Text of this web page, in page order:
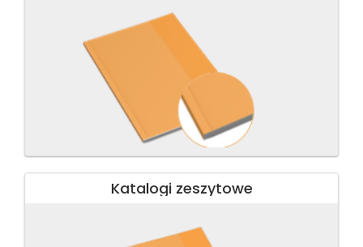
Katalogi zeszytowe